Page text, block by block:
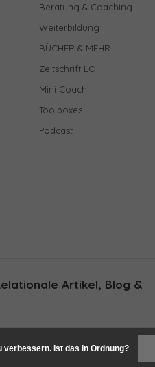
Beratung & Coaching
Weiterbildung
BÜCHER & MEHR
Zeitschrift LO
Mini Coach
Toolboxes
Podcast
Artikel, Blog &
verbessern. Ist das in Ordnung?